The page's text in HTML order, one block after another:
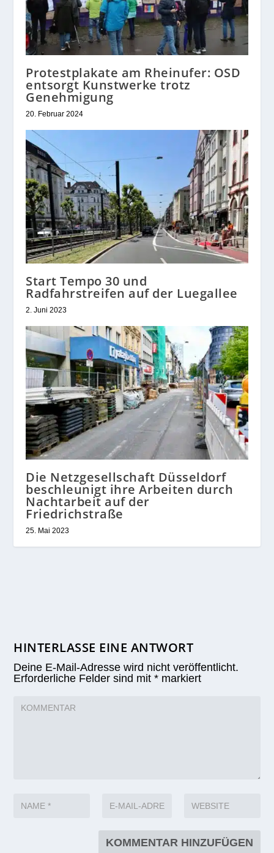
Protestplakate am Rheinufer: OSD
entsorgt Kunstwerke trotz
Genehmigung
20. Februar 2024
Start Tempo 30 und
Radfahrstreifen auf der Luegallee
2. Juni 2023
Die Netzgesellschaft Düsseldorf
beschleunigt ihre Arbeiten durch
Nachtarbeit auf der
Friedrichstraße
25. Mai 2023
HINTERLASSE EINE ANTWORT
Deine E-Mail-Adresse wird nicht veröffentlicht.
Erforderliche Felder sind mit* markiert